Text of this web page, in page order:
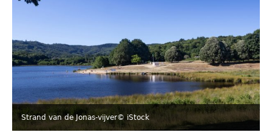
Strand van de Jonas-vijver© iStock